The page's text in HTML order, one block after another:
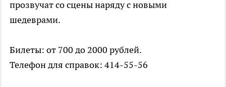
прозвучат со сцены наряду с новыми
шедеврами.
Билеты: от 700 до 2000 рублей.
Телефон для справок: 414-55-56